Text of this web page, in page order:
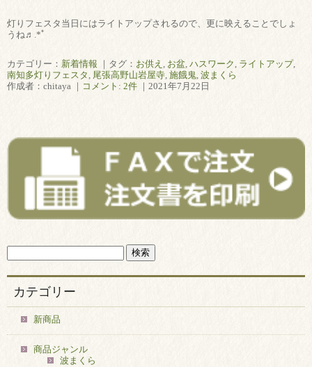
灯りフェスタ当日にはライトアップされるので、更に映えることでしょ
うね♬.*ﾟ
カテゴリー： 新着情報 ｜タグ： お供え お盆 ハスワーク ライトアップ,
南知多灯りフェスタ 尾張高野山岩屋寺 施餓鬼 波まくら
作成者：chitaya ｜ コメント: 2件 ｜2021年7月22日
カテゴリー
新商品
商品ジャンル
波まくら